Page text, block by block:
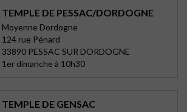
TEMPLE DE PESSAC/DORDOGNE
Moyenne Dordogne
124 rue Pénard
33890 PESSAC SUR DORDOGNE
1er dimanche à 10h30
TEMPLE DE GENSAC